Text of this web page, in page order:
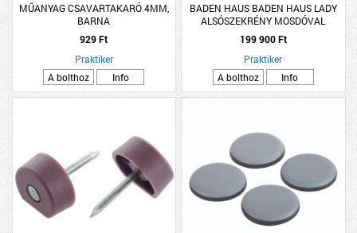
MŰANYAG CSAVARTAKARÓ 4MM,
BARNA
929 Ft
Praktiker
A bolthoz
Info
BADEN HAUS BADEN HAUS LADY
ALSÓSZEKRÉNY MOSDÓVAL
75X56,7X51,5CM, MATT FEHÉR,
FÜGGESZTETT, 2 FIÓK
199 900 Ft
Praktiker
A bolthoz
Info